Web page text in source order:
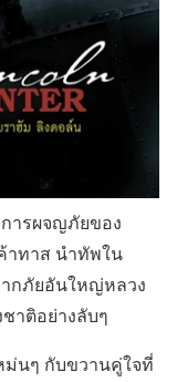
การผจญภัยของ
าทาส นำทัพใน
ากภัยอันใหญ่หลวง
าติอย่างลับๆ
ม่นๆ กับขวานคู่ใจที่